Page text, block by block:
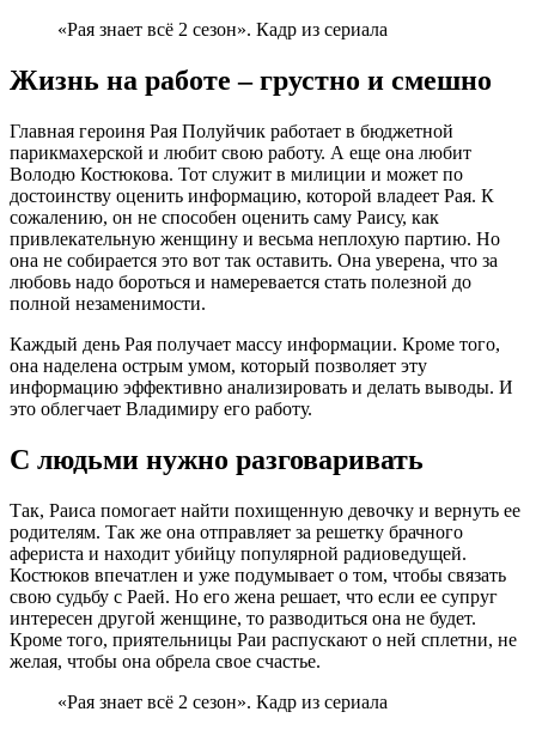
«Рая знает всё 2 сезон». Кадр из сериала
Жизнь на работе – грустно и смешно
Главная героиня Рая Полуйчик работает в бюджетной
парикмахерской и любит свою работу. А еще она любит
Володю Костюкова. Тот служит в милиции и может по
достоинству оценить информацию, которой владеет Рая. К
сожалению, он не способен оценить саму Раису, как
привлекательную женщину и весьма неплохую партию. Но
она не собирается это вот так оставить. Она уверена, что за
любовь надо бороться и намеревается стать полезной до
полной незаменимости.
Каждый день Рая получает массу информации. Кроме того,
она наделена острым умом, который позволяет эту
информацию эффективно анализировать и делать выводы. И
это облегчает Владимиру его работу.
С людьми нужно разговаривать
Так, Раиса помогает найти похищенную девочку и вернуть ее
родителям. Так же она отправляет за решетку брачного
афериста и находит убийцу популярной радиоведущей.
Костюков впечатлен и уже подумывает о том, чтобы связать
свою судьбу с Раей. Но его жена решает, что если ее супруг
интересен другой женщине, то разводиться она не будет.
Кроме того, приятельницы Раи распускают о ней сплетни, не
желая, чтобы она обрела свое счастье.
«Рая знает всё 2 сезон». Кадр из сериала